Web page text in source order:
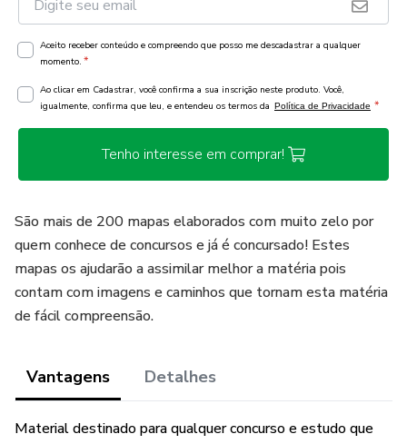
Aceito receber conteúdo e compreendo que posso me descadastrar a qualquer
momento. *
Ao clicar em Cadastrar, você confirma a sua inscrição neste produto. Você,
igualmente, confirma que leu, e entendeu os termos da Política de Privacidade *
Tenho interesse em comprar!
São mais de 200 mapas elaborados com muito zelo por
quem conhece de concursos e já é concursado! Estes
mapas os ajudarão a assimilar melhor a matéria pois
contam com imagens e caminhos que tornam esta matéria
de fácil compreensão.
Vantagens Detalhes
Material destinado para qualquer concurso e estudo que